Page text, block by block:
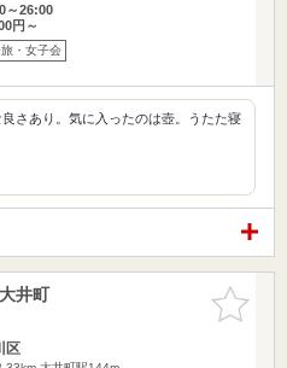
～26:00
円～
・女子会
さあり。気に入ったのは壺。うたた寝
お気に入
りに追加
井町
区